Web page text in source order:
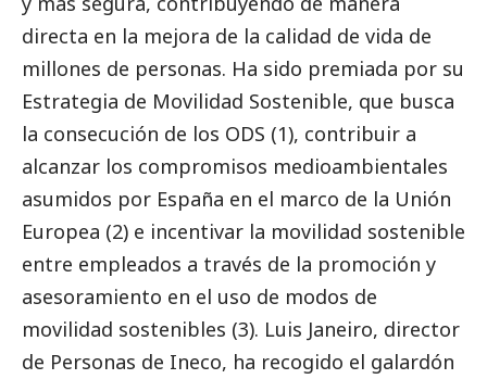
directa en la mejora de la calidad de vida de
millones de personas. Ha sido premiada por su
Estrategia de Movilidad Sostenible, que busca
la consecución de los ODS (1), contribuir a
alcanzar los compromisos medioambientales
asumidos por España en el marco de la Unión
Europea (2) e incentivar la movilidad sostenible
entre empleados a través de la promoción y
asesoramiento en el uso de modos de
movilidad sostenibles (3). Luis Janeiro, director
de Personas de Ineco, ha recogido el galardón